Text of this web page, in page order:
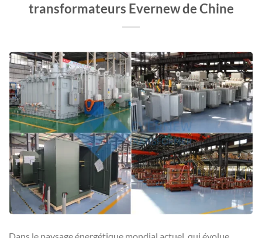
transformateurs Evernew de Chine
Dans le paysage énergétique mondial actuel, qui évolue